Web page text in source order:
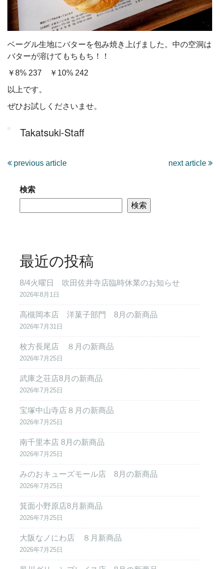
ベーグル生地にバターを包み焼き上げました。中の空洞は
バターが溶けてもちもち！！
￥8% 237 ￥10% 242
以上です。
ぜひお試しくださいませ。
Takatsuki-Staff
previous article next article
検索
検索
最近の投稿
8/4火曜日 吹田佐井寺店臨時休業のお知らせ
2026年8月1日
高槻岡本店 洋菓子部門 8月の新商品
2026年7月31日
枚方長尾店 ８月の新商品
2026年7月25日
武庫之荘店8月の新商品
2026年7月25日
宝塚中山寺店８月の新商品
2026年7月25日
南千里本店 8月の新商品
2026年7月25日
みのおキューズモール店 8月の新商品
2026年7月25日
箕面小野原店8月新商品
2026年7月25日
大阪なノにわ店 ８月新商品
2026年7月25日